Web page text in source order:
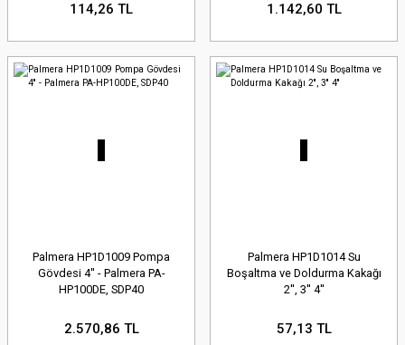
114,26 TL 1.142,60 TL
Palmera HP1D1009 Pompa
Gövdesi 4'' - Palmera PA-
HP100DE, SDP40
2.570,86 TL
Palmera HP1D1014 Su
Boşaltma ve Doldurma Kakağı
2'', 3'' 4''
57,13 TL